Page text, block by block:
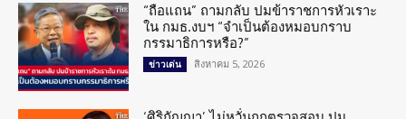
“ถือแถน” ถามกลับ ปมข้าราชการหัวเราะ
ใน กมธ.งบฯ “จำเป็นต้องหมอบกราบ
กรรมาธิการหรือ?”
ข่าวเด่น สิงหาคม 5, 2026